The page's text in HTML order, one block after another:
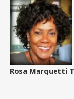
Rosa Marquetti